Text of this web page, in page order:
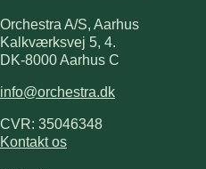
Orchestra A/S, Aarhus
Kalkværksvej 5, 4.
DK-8000 Aarhus C
info@orchestra.dk
CVR: 35046348
Kontakt os